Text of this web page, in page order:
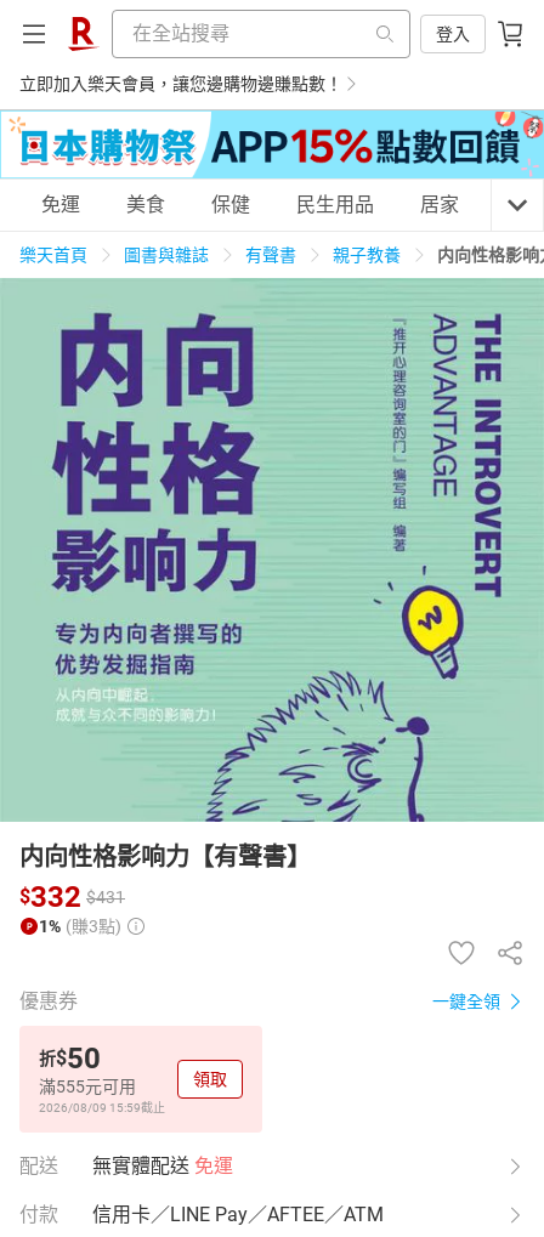
登入
立即加入樂天會員，讓您邊購物邊賺點數！
購物網分類
天天免運 美食蛋糕 民生用品
居家生活 3C家電 親子玩具
女裝 男裝 情趣用品
日本購物 電子/紙本書
HOT
免運 美食 保健 民生用品 居家 3C
樂天首頁 圖書與雜誌 有聲書 親子教養 内向性格影
内向性格影响力【有聲書】
$332 $431
1% (賺3點)
優惠券 一鍵全領
折$50
滿555元可用
2026/08/09 15:59截止
領取
配送 無實體配送 免運
付款 信用卡／LINE Pay／AFTEE／ATM